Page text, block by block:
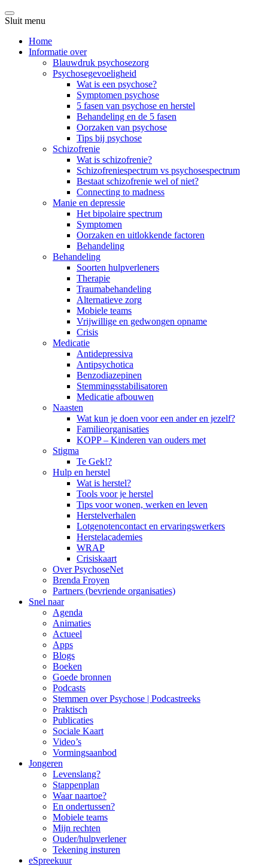
Sluit menu
Home
Informatie over
Blauwdruk psychosezorg
Psychosegevoeligheid
Wat is een psychose?
Symptomen psychose
5 fasen van psychose en herstel
Behandeling en de 5 fasen
Oorzaken van psychose
Tips bij psychose
Schizofrenie
Wat is schizofrenie?
Schizofreniespectrum vs psychosespectrum
Bestaat schizofrenie wel of niet?
Connecting to madness
Manie en depressie
Het bipolaire spectrum
Symptomen
Oorzaken en uitlokkende factoren
Behandeling
Behandeling
Soorten hulpverleners
Therapie
Traumabehandeling
Alternatieve zorg
Mobiele teams
Vrijwillige en gedwongen opname
Crisis
Medicatie
Antidepressiva
Antipsychotica
Benzodiazepinen
Stemmingsstabilisatoren
Medicatie afbouwen
Naasten
Wat kun je doen voor een ander en jezelf?
Familieorganisaties
KOPP – Kinderen van ouders met
Stigma
Te Gek!?
Hulp en herstel
Wat is herstel?
Tools voor je herstel
Tips voor wonen, werken en leven
Herstelverhalen
Lotgenotencontact en ervaringswerkers
Herstelacademies
WRAP
Crisiskaart
Over PsychoseNet
Brenda Froyen
Partners (bevriende organisaties)
Snel naar
Agenda
Animaties
Actueel
Apps
Blogs
Boeken
Goede bronnen
Podcasts
Stemmen over Psychose | Podcastreeks
Praktisch
Publicaties
Sociale Kaart
Video’s
Vormingsaanbod
Jongeren
Levenslang?
Stappenplan
Waar naartoe?
En ondertussen?
Mobiele teams
Mijn rechten
Ouder/hulpverlener
Tekening insturen
eSpreekuur